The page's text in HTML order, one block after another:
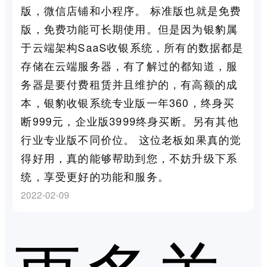
版，微信店铺和小程序。 标准版也就是免费
版，免费功能可长期使用。但是因为银豹属
于云端架构SaaS收银系统，所有的数据都是
存储在云端服务器，有了解过的都知道，服
务器是要付费租赁并且维护的，有高额的成
本，银豹收银系统专业版一年360，终身买
断999元，企业版3999终身买断。另有其他
行业专业版不同价位。 这位老板如果真的觉
得好用，真的能够帮助到您，不妨升级下系
统，享受更好的功能和服务。
2022-02-09